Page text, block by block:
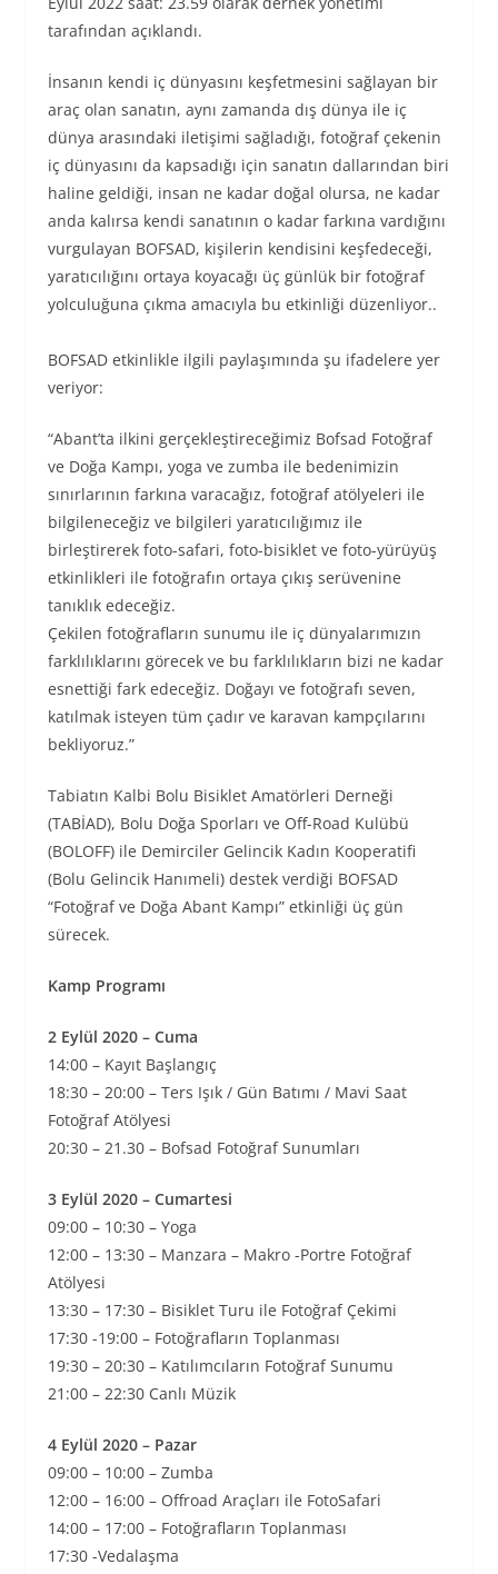
tarafından açıklandı.
İnsanın kendi iç dünyasını keşfetmesini sağlayan bir
araç olan sanatın, aynı zamanda dış dünya ile iç
dünya arasındaki iletişimi sağladığı, fotoğraf çekenin
iç dünyasını da kapsadığı için sanatın dallarından biri
haline geldiği, insan ne kadar doğal olursa, ne kadar
anda kalırsa kendi sanatının o kadar farkına vardığını
vurgulayan BOFSAD, kişilerin kendisini keşfedeceği,
yaratıcılığını ortaya koyacağı üç günlük bir fotoğraf
yolculuğuna çıkma amacıyla bu etkinliği düzenliyor..
BOFSAD etkinlikle ilgili paylaşımında şu ifadelere yer
veriyor:
“Abant’ta ilkini gerçekleştireceğimiz Bofsad Fotoğraf
ve Doğa Kampı, yoga ve zumba ile bedenimizin
sınırlarının farkına varacağız, fotoğraf atölyeleri ile
bilgileneceğiz ve bilgileri yaratıcılığımız ile
birleştirerek foto-safari, foto-bisiklet ve foto-yürüyüş
etkinlikleri ile fotoğrafın ortaya çıkış serüvenine
tanıklık edeceğiz.
Çekilen fotoğrafların sunumu ile iç dünyalarımızın
farklılıklarını görecek ve bu farklılıkların bizi ne kadar
esnettiği fark edeceğiz. Doğayı ve fotoğrafı seven,
katılmak isteyen tüm çadır ve karavan kampçılarını
bekliyoruz.”
Tabiatın Kalbi Bolu Bisiklet Amatörleri Derneği
(TABİAD), Bolu Doğa Sporları ve Off-Road Kulübü
(BOLOFF) ile Demirciler Gelincik Kadın Kooperatifi
(Bolu Gelincik Hanımeli) destek verdiği BOFSAD
“Fotoğraf ve Doğa Abant Kampı” etkinliği üç gün
sürecek.
Kamp Programı
2 Eylül 2020 – Cuma
14:00 – Kayıt Başlangıç
18:30 – 20:00 – Ters Işık / Gün Batımı / Mavi Saat
Fotoğraf Atölyesi
20:30 – 21.30 – Bofsad Fotoğraf Sunumları
3 Eylül 2020 – Cumartesi
09:00 – 10:30 – Yoga
12:00 – 13:30 – Manzara – Makro -Portre Fotoğraf
Atölyesi
13:30 – 17:30 – Bisiklet Turu ile Fotoğraf Çekimi
17:30 -19:00 – Fotoğrafların Toplanması
19:30 – 20:30 – Katılımcıların Fotoğraf Sunumu
21:00 – 22:30 Canlı Müzik
4 Eylül 2020 – Pazar
09:00 – 10:00 – Zumba
12:00 – 16:00 – Offroad Araçları ile FotoSafari
14:00 – 17:00 – Fotoğrafların Toplanması
17:30 -Vedalaşma